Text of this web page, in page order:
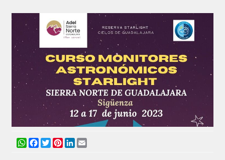
WhatsApp
Facebook
TwitterPinterest
LinkedIn